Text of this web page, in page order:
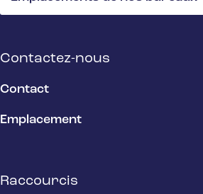
Contactez-nous
Contact
Emplacement
Raccourcis